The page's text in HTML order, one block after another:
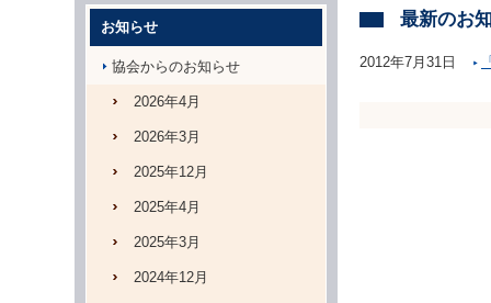
最新のお
2012年7月31日
お知らせ
協会からのお知らせ
2026年4月
2026年3月
2025年12月
2025年4月
2025年3月
2024年12月